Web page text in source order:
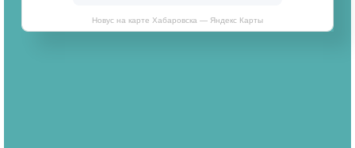
Новус на карте Хабаровска — Яндекс Карты